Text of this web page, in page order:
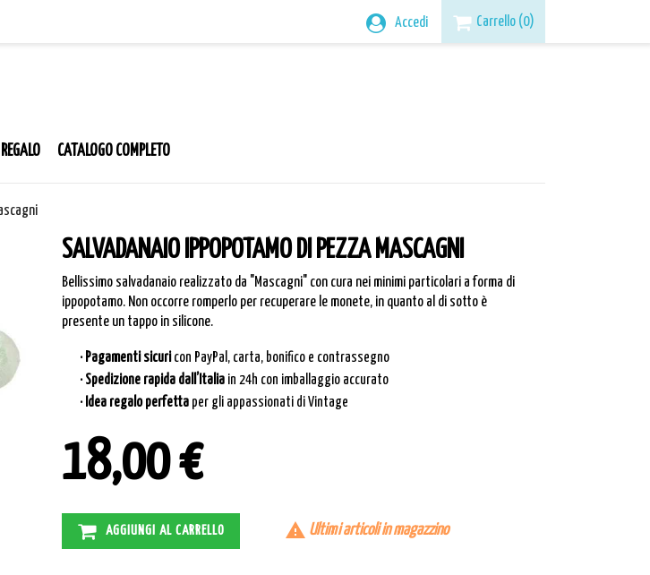
Accedi Carrello (0)
CATALOGO COMPLETO
SALVADANAIO IPPOPOTAMO DI PEZZA MASCAGNI
Bellissimo salvadanaio realizzato da "Mascagni" con cura nei minimi particolari a forma di
ippopotamo. Non occorre romperlo per recuperare le monete, in quanto al di sotto è
presente un tappo in silicone.
· Pagamenti sicuri con PayPal, carta, bonifico e contrassegno
· Spedizione rapida dall’Italia in 24h con imballaggio accurato
· Idea regalo perfetta per gli appassionati di Vintage
18,00 €
AGGIUNGI AL CARRELLO  Ultimi articoli in magazzino